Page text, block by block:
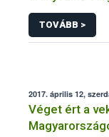
TOVÁBB >
2017. április 12,
Véget ért a